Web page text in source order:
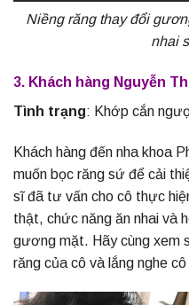
Niềng răng thay đổi
nhai
3. Khách hàng Nguyễn
Tình trạng: Khớp cắn
Khách hàng đến nha khoa
muốn bọc răng sứ để cải
sĩ đã tư vấn cho cô thực
thật, chức năng ăn nhai và
gương mặt. Hãy cùng xem
răng của cô và lắng nghe